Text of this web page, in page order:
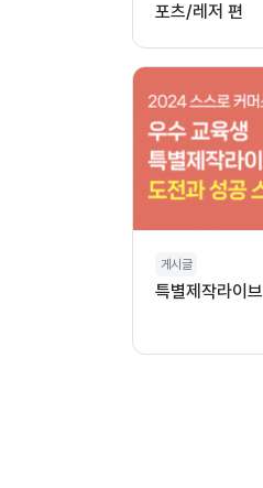
포츠/레저 편
게시글
특별제작라이